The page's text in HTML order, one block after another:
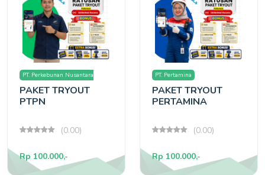
PT. Perkebunan Nusantara
(PTPN)
PAKET TRYOUT
PTPN
(0.00)
Rp 100.000,-
PT. Pertamina
PAKET TRYOUT
PERTAMINA
(0.00)
Rp 100.000,-